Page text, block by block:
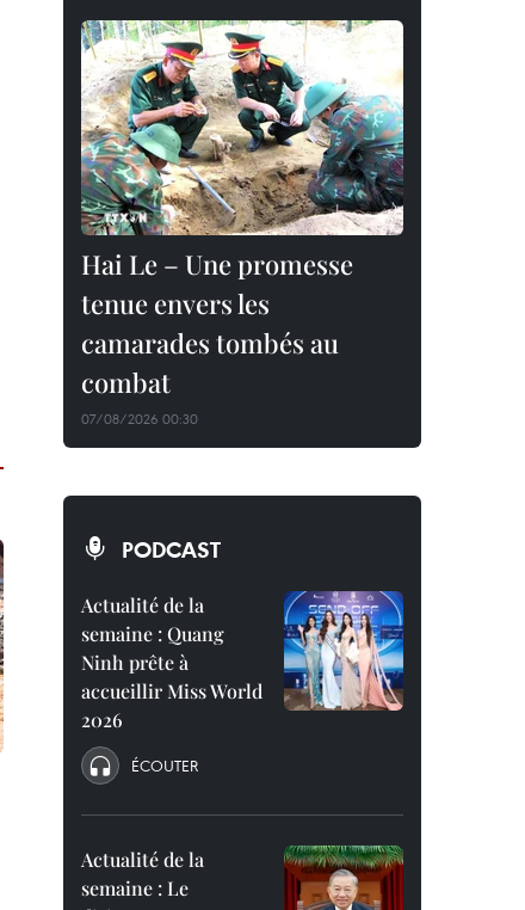
Hai Le – Une promesse
tenue envers les
camarades tombés au
combat
07/08/2026 00:30
PODCAST
Actualité de la
semaine : Quang
Ninh prête à
accueillir Miss World
2026
ÉCOUTER
Actualité de la
semaine : Le